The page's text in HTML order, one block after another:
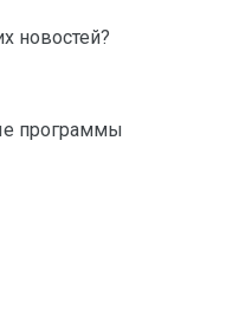
новостей?
программы